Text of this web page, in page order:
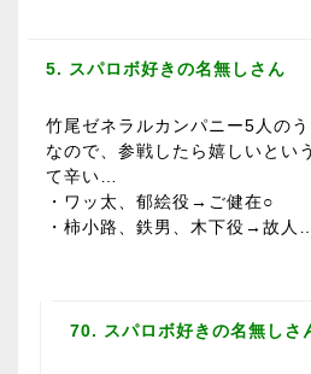
5. スパロボ好きの名無しさん
竹尾ゼネラルカンパニー5人の
なので、参戦したら嬉しいとい
て辛い…
・ワッ太、郁絵役→ご健在○
・柿小路、鉄男、木下役→故人…
70. スパロボ好きの名無しさ